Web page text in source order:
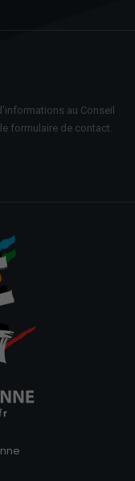
au Conseil
formulaire de contact.